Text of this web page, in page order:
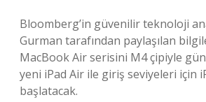
Bloomberg’in güvenilir teknoloji
Gurman tarafından paylaşılan
MacBook Air serisini M4 çipiyle
yeni iPad Air ile giriş seviyeleri için
başlatacak.